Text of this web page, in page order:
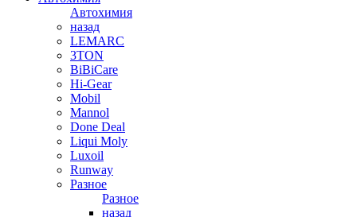
Автохимия
назад
LEMARC
3TON
BiBiCare
Hi-Gear
Mobil
Mannol
Done Deal
Liqui Moly
Luxoil
Runway
Разное
Разное
назад